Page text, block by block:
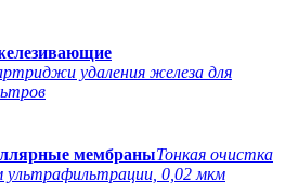
удаления железа для
мембраныТонкая очистка
0,02 мкм